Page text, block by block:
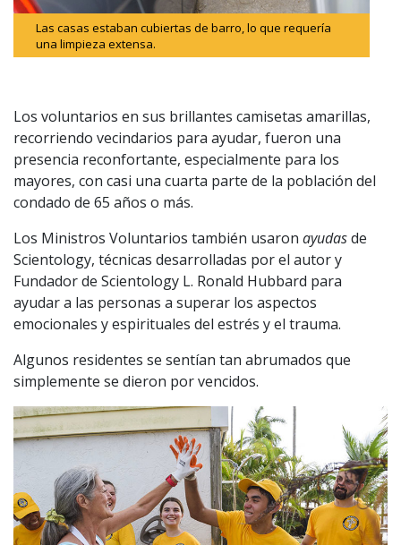
Las casas estaban cubiertas de barro, lo que requería
una limpieza extensa.
Los voluntarios en sus brillantes camisetas amarillas,
recorriendo vecindarios para ayudar, fueron una
presencia reconfortante, especialmente para los
mayores, con casi una cuarta parte de la población del
condado de 65 años o más.
Los Ministros Voluntarios también usaron ayudasde
Scientology, técnicas desarrolladas por el autor y
Fundador de Scientology L. Ronald Hubbard para
ayudar a las personas a superar los aspectos
emocionales y espirituales del estrés y el trauma.
Algunos residentes se sentían tan abrumados que
simplemente se dieron por vencidos.